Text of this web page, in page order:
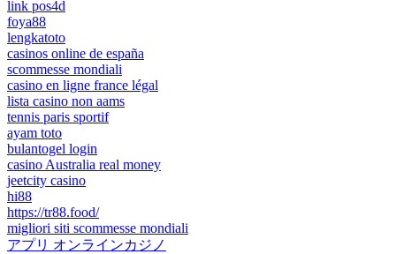
link pos4d
foya88
lengkatoto
casinos online de españa
scommesse mondiali
casino en ligne france légal
lista casino non aams
tennis paris sportif
ayam toto
bulantogel login
casino Australia real money
jeetcity casino
hi88
https://tr88.food/
migliori siti scommesse mondiali
アプリ オンラインカジノ